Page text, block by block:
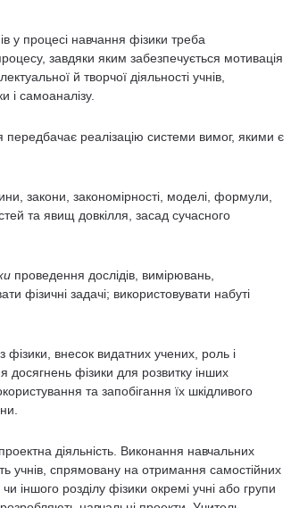
у процесі навчання фізики треба
завдяки яким забезпечується мотивація
й творчої діяльності учнів,
і самоаналізу.
передбачає реалізацію системи вимог, якими є
закони, закономірності, моделі, формули,
та явищ довкілля, засад сучасного
проведення дослідів, вимірювань,
фізичні задачі; використовувати набуті
фізики, внесок видатних учених, роль і
досягнень фізики для розвитку інших
та запобігання їх шкідливого
діяльність. Виконання навчальних
учнів, спрямовану на отримання самостійних
іншого розділу фізики окремі учні або групи